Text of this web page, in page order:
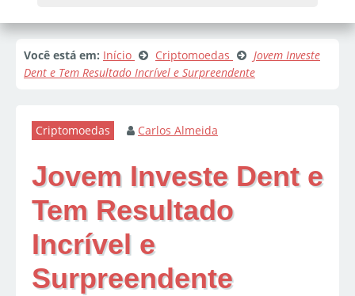
Você está em: Início Criptomoedas
Jovem Investe
Dent e Tem Resultado Incrível e Surpreendente
Criptomoedas Carlos Almeida
Jovem Investe Dent e
Tem Resultado
Incrível e
Surpreendente